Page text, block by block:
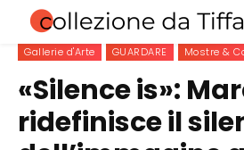
Gallerie d'Arte GUARDARE Mostre &
«Silence is»:
ridefinisce il